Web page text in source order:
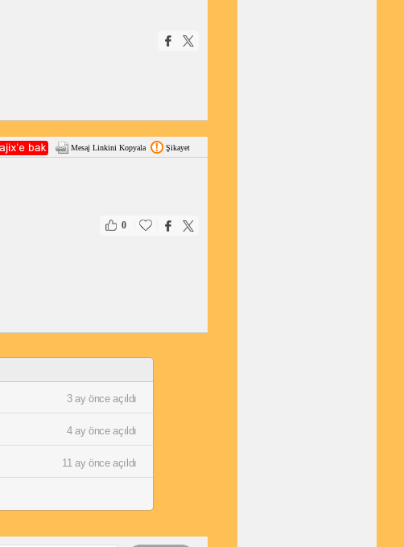
Mesaj Linkini Kopyala Şikayet
0
3 ay önce açıldı
4 ay önce açıldı
11 ay önce açıldı